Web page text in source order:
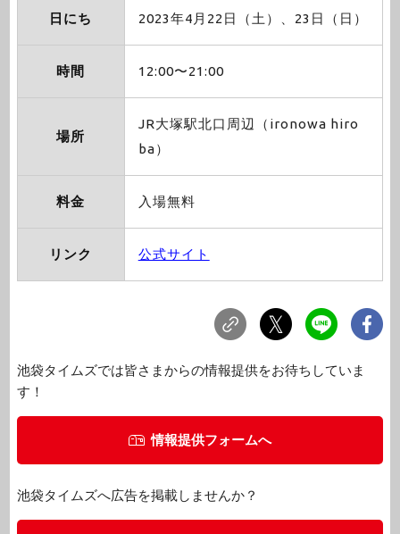
日にち 2023年4月22日（土）、23日（日）
時間 12:00〜21:00
場所
JR大塚駅北口周辺（ironowa hiro
ba）
料金 入場無料
リンク 公式サイト
池袋タイムズでは皆さまからの情報提供をお待ちしていま
す！
情報提供フォームへ
池袋タイムズへ広告を掲載しませんか？